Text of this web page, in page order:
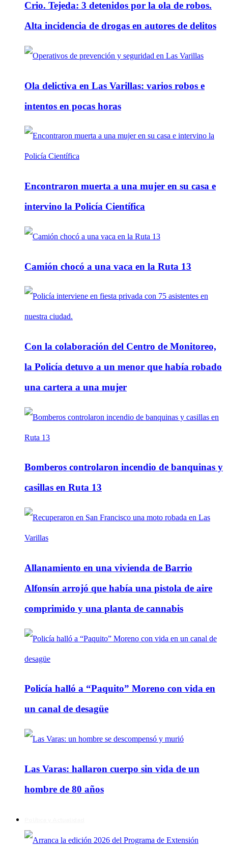
Crio. Tejeda: 3 detenidos por la ola de robos.
Alta incidencia de drogas en autores de delitos
Ola delictiva en Las Varillas: varios robos e
intentos en pocas horas
Encontraron muerta a una mujer en su casa e
intervino la Policía Científica
Camión chocó a una vaca en la Ruta 13
Con la colaboración del Centro de Monitoreo,
la Policía detuvo a un menor que había robado
una cartera a una mujer
Bomberos controlaron incendio de banquinas y
casillas en Ruta 13
Allanamiento en una vivienda de Barrio
Alfonsín arrojó que había una pistola de aire
comprimido y una planta de cannabis
Policía halló a “Paquito” Moreno con vida en
un canal de desagüe
Las Varas: hallaron cuerpo sin vida de un
hombre de 80 años